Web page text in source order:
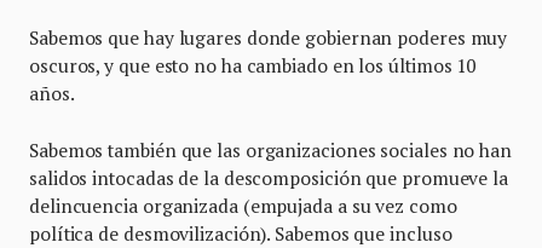
Sabemos que hay lugares donde gobiernan poderes muy
oscuros, y que esto no ha cambiado en los últimos 10
años.
Sabemos también que las organizaciones sociales no han
salidos intocadas de la descomposición que promueve la
delincuencia organizada (empujada a su vez como
política de desmovilización). Sabemos que incluso